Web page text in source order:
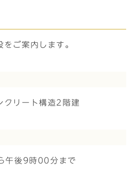
ご案内します。
クリート構造2階建
午後9時00分まで